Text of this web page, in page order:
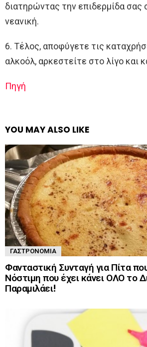
διατηρώντας την επιδερμίδα σας
νεανική.
6. Τέλος, αποφύγετε τις
αλκοόλ, αρκεστείτε στο λίγο και
Πηγή
YOU MAY ALSO LIKE
ΓΑΣΤΡΟΝΟΜΊΑ
Φανταστική Συνταγή για Πίτα
Νόστιμη που έχει κάνει ΟΛΟ το
Παραμιλάει!